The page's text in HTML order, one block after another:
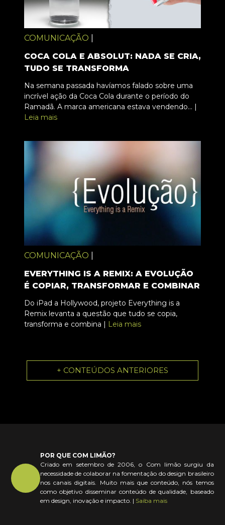
COMUNICAÇÃO
COCA COLA E ABSOLUT: NADA SE CRIA,
TUDO SE TRANSFORMA
Na semana passada havíamos falado sobre uma
incrível ação da Coca Cola durante o período do
Ramadã. A marca americana estava vendendo... |
Leia mais
COMUNICAÇÃO
EVERYTHING IS A REMIX: A EVOLUÇÃO
É COPIAR, TRANSFORMAR E COMBINAR
Do iPad a Hollywood, projeto Everything is a
Remix levanta a questão que tudo se copia,
transforma e combina | Leia mais
+ CONTEÚDOS ANTERIORES
POR QUE COM LIMÃO?
Criado em setembro de 2006, o Com limão surgiu da
necessidade de colaborar na fomentação do design brasileiro
nos canais digitais. Muito mais que conteúdo, nós temos
como objetivo disseminar conteúdo de qualidade, baseado
em design, inovação e impacto. | Saiba mais